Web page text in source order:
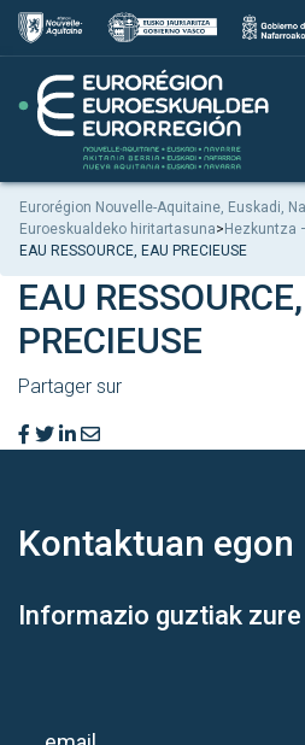
Eurorégion Nouvelle-Aquitaine, Euskadi,
Euroeskualdeko hiritartasuna> Hezkuntza
EAU RESSOURCE, EAU PRECIEUSE
EAU
PRECIEUSE
Partager sur
Kontaktuan egon
Informazio guztiak